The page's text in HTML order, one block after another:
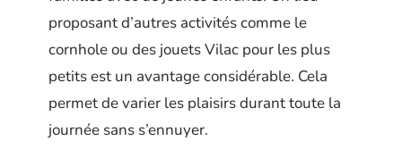
proposant d’autres activités comme le
cornhole ou des jouets Vilac pour les plus
petits est un avantage considérable. Cela
permet de varier les plaisirs durant toute la
journée sans s’ennuyer.